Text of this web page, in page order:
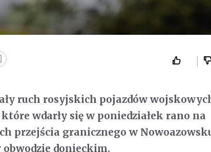
ruch rosyjskich pojazdów
wdarły się w poniedziałek rano na
przejścia granicznego w
donieckim.